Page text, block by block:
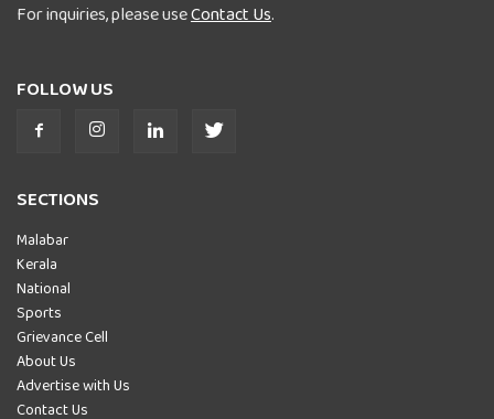
For inquiries, please useContact Us.
FOLLOW US
SECTIONS
Malabar
Kerala
National
Sports
Grievance Cell
About Us
Advertise with Us
Contact Us